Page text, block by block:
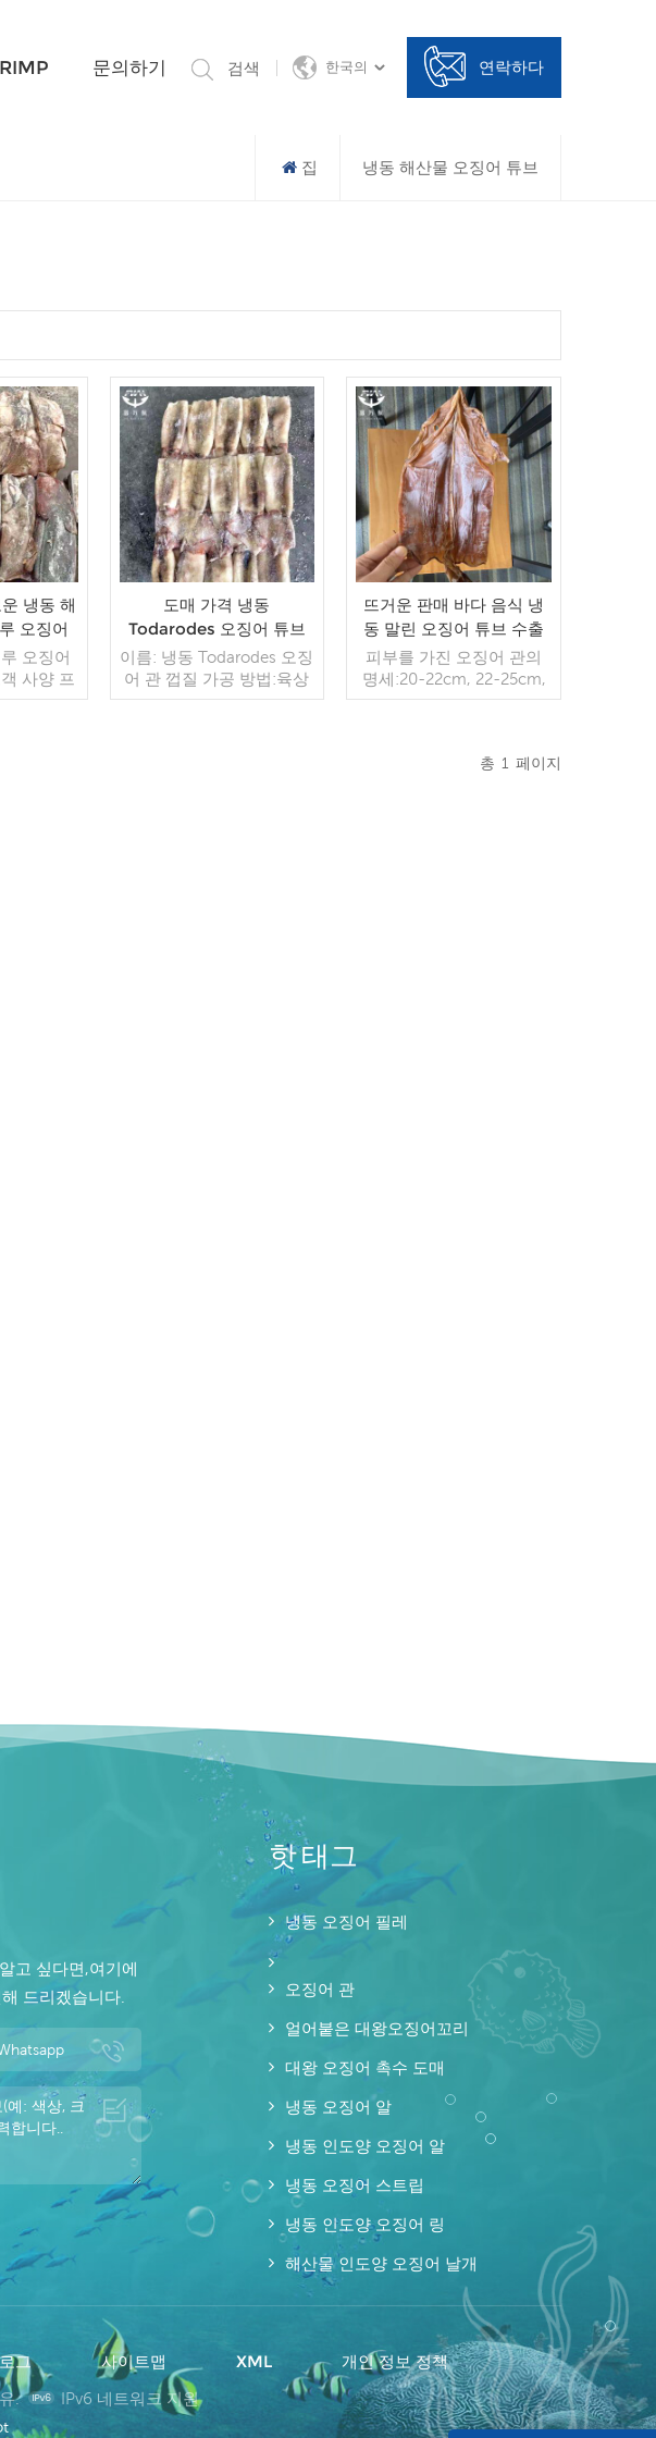
문의하기 검색 한국의 연락하다
집 냉동 해산물 오징어 튜브
냉동 해
오징어
오징어
사양 프
BQF 40%
도매 가격 냉동
Todarodes 오징어 튜브
판매 중
이름: 냉동 Todarodes 오징
어 관 껍질 가공 방법:육상
냉동, BQF 유통 기한:-18℃
뜨거운 판매 바다 음식 냉
동 말린 오징어 튜브 수출
모든 종류의 해산물 도매
공급 업체
피부를 가진 오징어 관의
명세:20-22cm, 22-25cm,
>=25cm, 맞춤형 오징어관
어부위 : 오징어관, 오징어
총 1 페이지
고 싶다면,여기에
드리겠습니다.
핫 태그
냉동 오징어 필레
오징어 관
얼어붙은 대왕오징어꼬리
대왕 오징어 촉수 도매
냉동 오징어 알
냉동 인도양 오징어 알
냉동 오징어 스트립
냉동 인도양 오징어 링
해산물 인도양 오징어 날개
그 사이트맵 XML 개인 정보 정책
.
IPv6 네트워크 지원